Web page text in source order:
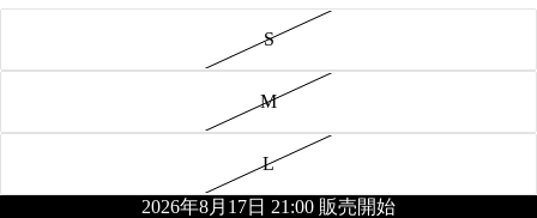
S
M
L
2026年8月17日 21:00 販売開始